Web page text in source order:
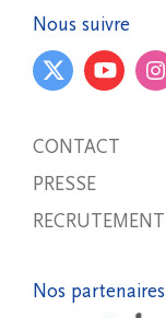
Nous suivre
CONTACT
PRESSE
RECRUTEMENT
Nos partenaires